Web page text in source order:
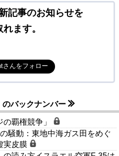
記事のお知らせを
ます。
さんをフォロー
バックナンバー
覇権競争」
騒動：東地中海ガス田をめぐ
実皮膜